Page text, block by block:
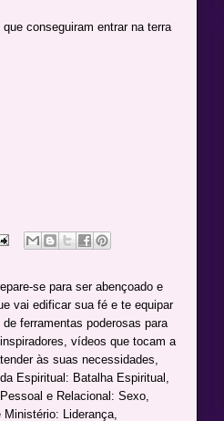
conseguiram entrar na terra
se para ser abençoado e
vai edificar sua fé e te equipar
ferramentas poderosas para
vídeos que tocam a
às suas necessidades,
Espiritual: Batalha Espiritual,
e Relacional: Sexo,
Liderança,